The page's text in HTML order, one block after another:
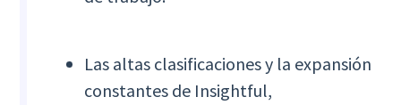
Las altas clasificaciones y la expansión
constantes de Insightful,